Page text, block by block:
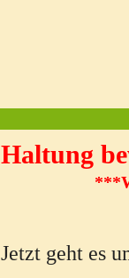
Haltung
Jetzt geht es